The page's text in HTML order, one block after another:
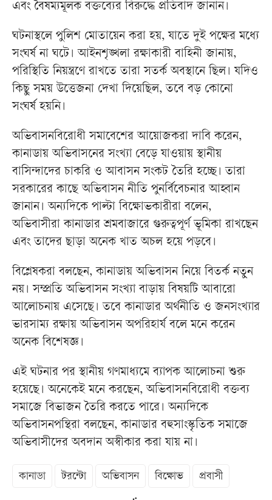
এবং বৈষম্যমূলক বক্তব্যের বিরুদ্ধে প্রতিবাদ জানান।
ঘটনাস্থলে পুলিশ মোতায়েন করা হয়, যাতে দুই পক্ষের মধ্যে
সংঘর্ষ না ঘটে। আইনশৃঙ্খলা রক্ষাকারী বাহিনী জানায়,
পরিস্থিতি নিয়ন্ত্রণে রাখতে তারা সতর্ক অবস্থানে ছিল। যদিও
কিছু সময় উত্তেজনা দেখা দিয়েছিল, তবে বড় কোনো
সংঘর্ষ হয়নি।
অভিবাসনবিরোধী সমাবেশের আয়োজকরা দাবি করেন,
কানাডায় অভিবাসনের সংখ্যা বেড়ে যাওয়ায় স্থানীয়
বাসিন্দাদের চাকরি ও আবাসন সংকট তৈরি হচ্ছে। তারা
সরকারের কাছে অভিবাসন নীতি পুনর্বিবেচনার আহ্বান
জানান। অন্যদিকে পাল্টা বিক্ষোভকারীরা বলেন,
অভিবাসীরা কানাডার শ্রমবাজারে গুরুত্বপূর্ণ ভূমিকা রাখছেন
এবং তাদের ছাড়া অনেক খাত অচল হয়ে পড়বে।
বিশ্লেষকরা বলছেন, কানাডায় অভিবাসন নিয়ে বিতর্ক নতুন
নয়। সম্প্রতি অভিবাসন সংখ্যা বাড়ায় বিষয়টি আবারো
আলোচনায় এসেছে। তবে কানাডার অর্থনীতি ও জনসংখ্যার
ভারসাম্য রক্ষায় অভিবাসন অপরিহার্য বলে মনে করেন
অনেক বিশেষজ্ঞ।
এই ঘটনার পর স্থানীয় গণমাধ্যমে ব্যাপক আলোচনা শুরু
হয়েছে। অনেকেই মনে করছেন, অভিবাসনবিরোধী বক্তব্য
সমাজে বিভাজন তৈরি করতে পারে। অন্যদিকে
অভিবাসনপন্থিরা বলছেন, কানাডার বহুসাংস্কৃতিক সমাজে
অভিবাসীদের অবদান অস্বীকার করা যায় না।
কানাডা টরন্টো অভিবাসন বিক্ষোভ প্রবাসী